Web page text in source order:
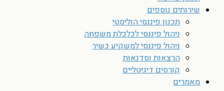
שירותים נוספים
תכנון פיננסי הוליסטי
ניהול פיננסי לכלכלת משפחה
ניהול פיננסי למשקיע כשיר
הרצאות וסדנאות
קורסים דיגיטליים
מאמרים